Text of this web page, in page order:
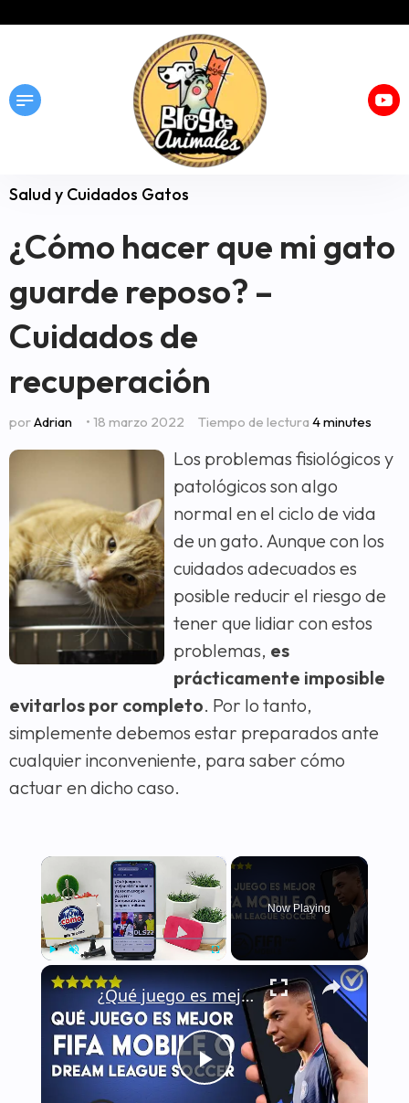
Salud y Cuidados Gatos
¿Cómo hacer que mi gato
guarde reposo? –
Cuidados de
recuperación
porAdrian • 18 marzo 2022 Tiempo de lectura 4 minutes
Los problemas fisiológicos y
patológicos son algo
normal en el ciclo de vida
de un gato. Aunque con los
cuidados adecuados es
posible reducir el riesgo de
tener que lidiar con estos
problemas, es
prácticamente imposible
evitarlos por completo. Por lo tanto,
simplemente debemos estar preparados ante
cualquier inconveniente, para saber cómo
actuar en dicho caso.
×
Now Playing
×
Play
¿Qué juego es mejor el FIFA MOBILE y DREAM LEAGUE SOCCER? - Comparativa de juegos similares